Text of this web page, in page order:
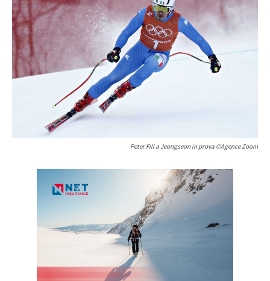
Peter Fill a Jeongseon in prova ©Agence Zoom